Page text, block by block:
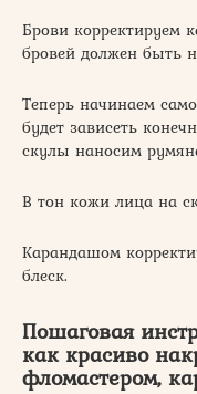
Брови корректируем
бровей должен быть
Теперь начинаем
будет зависеть
скулы наносим
В тон кожи лица на
Карандашом
блеск.
Пошаговая
как красиво
фломастером,